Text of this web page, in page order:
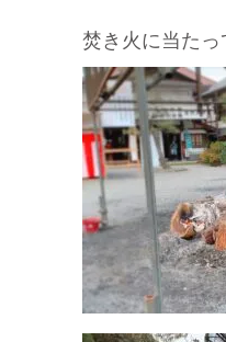
焚き火に当た